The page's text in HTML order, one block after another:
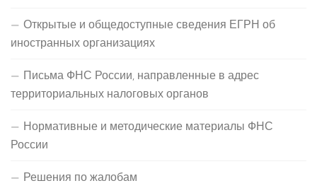
Открытые и общедоступные сведения ЕГРН об
иностранных организациях
Письма ФНС России, направленные в адрес
территориальных налоговых органов
Нормативные и методические материалы ФНС
России
Решения по жалобам